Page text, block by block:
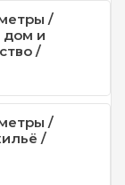
/
и
/
/
/